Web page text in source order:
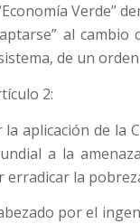
Verde”
al
de un
2:
la aplicación de
a la
erradicar la
por el